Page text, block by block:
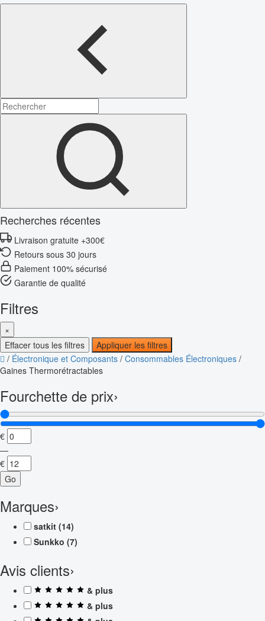
Recherches récentes
Livraison gratuite +300€
Retours sous 30 jours
Paiement 100% sécurisé
Garantie de qualité
Filtres
×
Effacer tous les filtres
Appliquer les filtres
/ Électronique et Composants / Consommables Électroniques /
Gaines Thermorétractables
Fourchette de prix›
€
—
€
Go
Marques›
satkit (14)
Sunkko (7)
Avis clients›
& plus
& plus